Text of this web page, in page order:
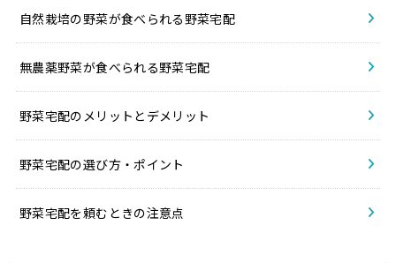
自然栽培の野菜が食べられる野菜宅配
無農薬野菜が食べられる野菜宅配
野菜宅配のメリットとデメリット
野菜宅配の選び方・ポイント
野菜宅配を頼むときの注意点